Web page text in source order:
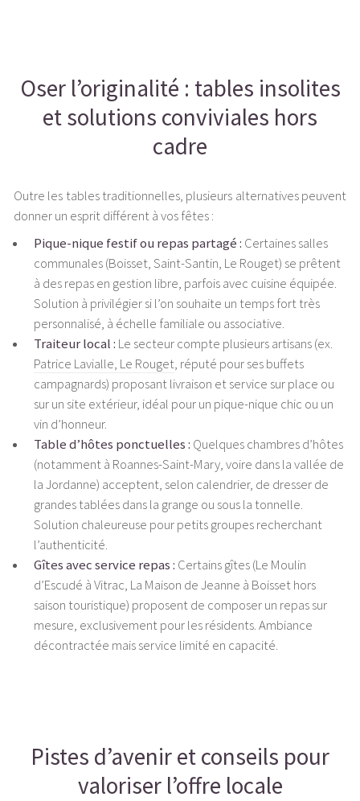
Oser l’originalité : tables insolites
et solutions conviviales hors
cadre
Outre les tables traditionnelles, plusieurs alternatives peuvent
donner un esprit différent à vos fêtes :
Pique-nique festif ou repas partagé : Certaines salles
communales (Boisset, Saint-Santin, Le Rouget) se prêtent
à des repas en gestion libre, parfois avec cuisine équipée.
Solution à privilégier si l’on souhaite un temps fort très
personnalisé, à échelle familiale ou associative.
Traiteur local : Le secteur compte plusieurs artisans (ex.
Patrice Lavialle, Le Rouget, réputé pour ses buffets
campagnards) proposant livraison et service sur place ou
sur un site extérieur, idéal pour un pique-nique chic ou un
vin d’honneur.
Table d’hôtes ponctuelles : Quelques chambres d’hôtes
(notamment à Roannes-Saint-Mary, voire dans la vallée de
la Jordanne) acceptent, selon calendrier, de dresser de
grandes tablées dans la grange ou sous la tonnelle.
Solution chaleureuse pour petits groupes recherchant
l’authenticité.
Gîtes avec service repas : Certains gîtes (Le Moulin
d’Escudé à Vitrac, La Maison de Jeanne à Boisset hors
saison touristique) proposent de composer un repas sur
mesure, exclusivement pour les résidents. Ambiance
décontractée mais service limité en capacité.
Pistes d’avenir et conseils pour
valoriser l’offre locale